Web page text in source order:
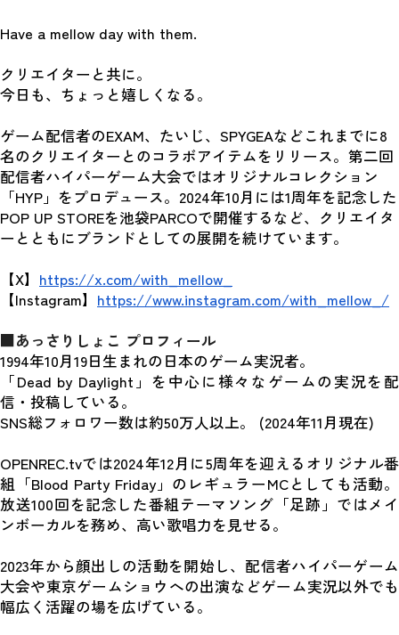
Have a mellow day with them.
クリエイターと共に。
今日も、ちょっと嬉しくなる。
ゲーム配信者のEXAM、たいじ、SPYGEAなどこれまでに8
名のクリエイターとのコラボアイテムをリリース。第二回
配信者ハイパーゲーム大会ではオリジナルコレクション
「HYP」をプロデュース。2024年10月には1周年を記念した
POP UP STOREを池袋PARCOで開催するなど、クリエイタ
ーとともにブランドとしての展開を続けています。
【X】 https://x.com/with_mellow_
【Instagram】 https://www.instagram.com/with_mellow_/
■あっさりしょこ プロフィール
1994年10月19日生まれの日本のゲーム実況者。
「Dead by Daylight」を中心に様々なゲームの実況を配
信・投稿している。
SNS総フォロワー数は約50万人以上。 (2024年11月現在)
OPENREC.tvでは2024年12月に5周年を迎えるオリジナル番
組「Blood Party Friday」のレギュラーMCとしても活動。
放送100回を記念した番組テーマソング「足跡」ではメイ
ンボーカルを務め、高い歌唱力を見せる。
2023年から顔出しの活動を開始し、配信者ハイパーゲーム
大会や東京ゲームショウへの出演などゲーム実況以外でも
幅広く活躍の場を広げている。